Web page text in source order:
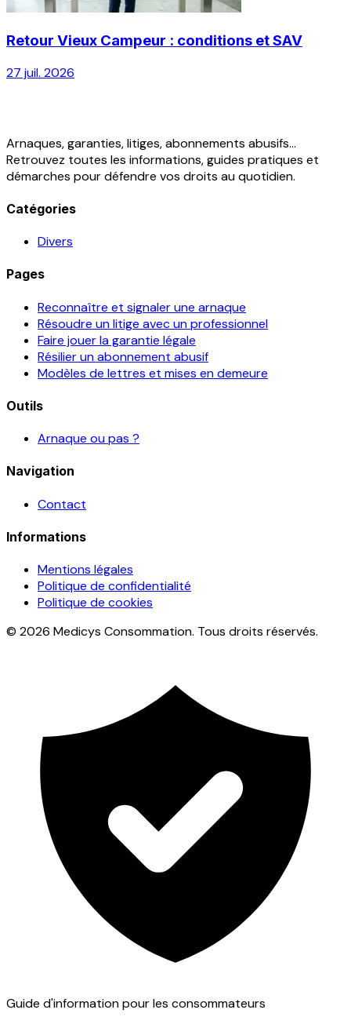
Retour Vieux Campeur : conditions et SAV
27 juil. 2026
Arnaques, garanties, litiges, abonnements abusifs...
Retrouvez toutes les informations, guides pratiques et
démarches pour défendre vos droits au quotidien.
Catégories
Divers
Pages
Reconnaître et signaler une arnaque
Résoudre un litige avec un professionnel
Faire jouer la garantie légale
Résilier un abonnement abusif
Modèles de lettres et mises en demeure
Outils
Arnaque ou pas ?
Navigation
Contact
Informations
Mentions légales
Politique de confidentialité
Politique de cookies
© 2026 Medicys Consommation. Tous droits réservés.
Guide d'information pour les consommateurs